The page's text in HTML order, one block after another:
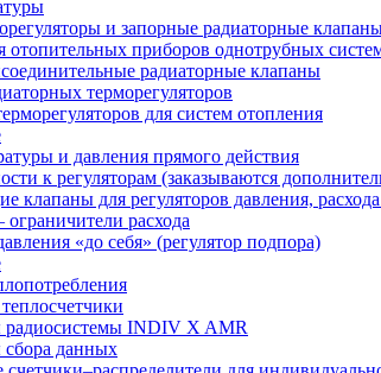
и запорные радиаторные
отопительных приборов однотрубных
радиаторные клапаны
терморегуляторов
для систем отопления
и давления прямого действия
к регуляторам (заказываются
клапаны для регуляторов давления,
ограничители расхода
«до себя» (регулятор подпора)
INDIV X AMR
данных